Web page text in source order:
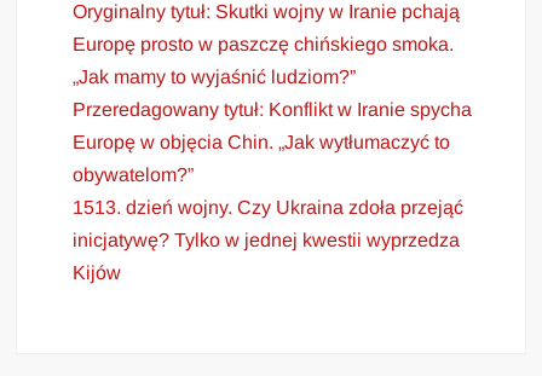
Oryginalny tytuł: Skutki wojny w Iranie pchają
Europę prosto w paszczę chińskiego smoka.
„Jak mamy to wyjaśnić ludziom?”
Przeredagowany tytuł: Konflikt w Iranie spycha
Europę w objęcia Chin. „Jak wytłumaczyć to
obywatelom?”
1513. dzień wojny. Czy Ukraina zdoła przejąć
inicjatywę? Tylko w jednej kwestii wyprzedza
Kijów